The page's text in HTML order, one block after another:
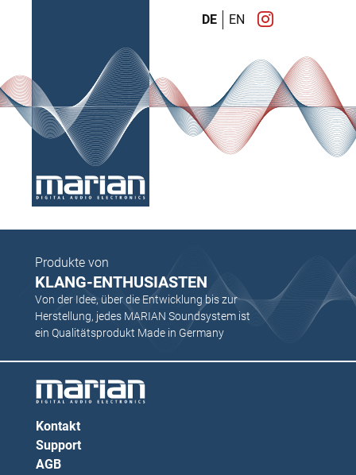
DE EN
Produkte von
KLANG-ENTHUSIASTEN
Von der Idee, über die Entwicklung bis zur
Herstellung, jedes MARIAN Soundsystem ist
ein Qualitätsprodukt Made in Germany
Kontakt
Support
AGB